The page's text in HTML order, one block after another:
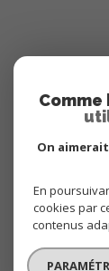
On
En
cookies par
contenus